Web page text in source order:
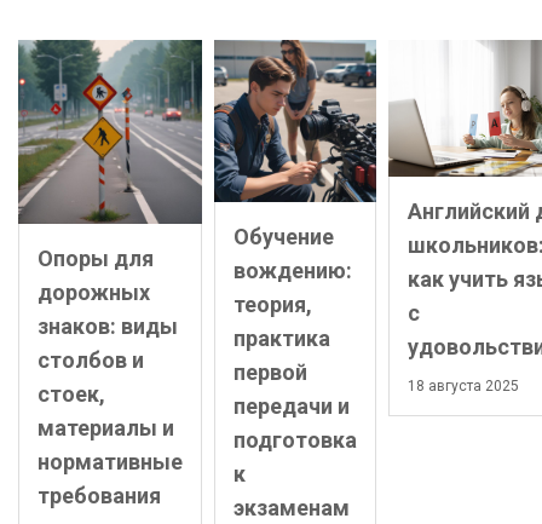
Опоры для
дорожных
знаков: виды
столбов и
стоек,
материалы и
нормативные
требования
Обучение
вождению:
теория,
практика
первой
передачи и
подготовка
к
экзаменам
Английский
как учить
с
18 августа 2025